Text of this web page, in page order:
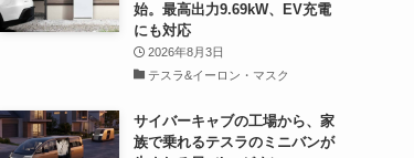
始。最高出力9.69kW、EV充電
にも対応
2026年8月3日
テスラ&イーロン・マスク
サイバーキャブの工場から、家
族で乗れるテスラのミニバンが